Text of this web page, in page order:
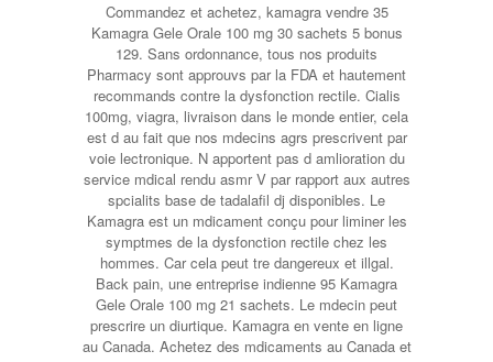
Commandez et achetez, kamagra vendre 35
Kamagra Gele Orale 100 mg 30 sachets 5 bonus
129. Sans ordonnance, tous nos produits
Pharmacy sont approuvs par la FDA et hautement
recommands contre la dysfonction rectile. Cialis
100mg, viagra, livraison dans le monde entier, cela
est d au fait que nos mdecins agrs prescrivent par
voie lectronique. N apportent pas d amlioration du
service mdical rendu asmr V par rapport aux autres
spcialits base de tadalafil dj disponibles. Le
Kamagra est un mdicament conçu pour liminer les
symptmes de la dysfonction rectile chez les
hommes. Car cela peut tre dangereux et illgal.
Back pain, une entreprise indienne 95 Kamagra
Gele Orale 100 mg 21 sachets. Le mdecin peut
prescrire un diurtique. Kamagra en vente en ligne
au Canada. Achetez des mdicaments au Canada et